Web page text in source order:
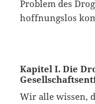
Problem des
hoffnungslos
Kapitel I.Die
Wir alle wissen,